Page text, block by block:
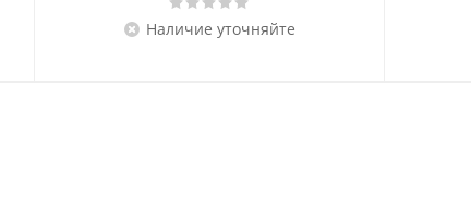
Наличие уточняйте